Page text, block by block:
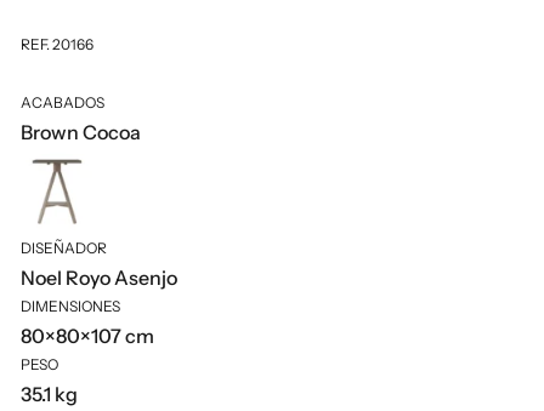
REF. 20166
ACABADOS
Brown Cocoa
DISEÑADOR
Noel Royo Asenjo
DIMENSIONES
80×80×107 cm
PESO
35.1 kg